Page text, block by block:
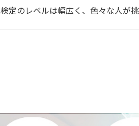
定のレベルは幅広く、色々な人が